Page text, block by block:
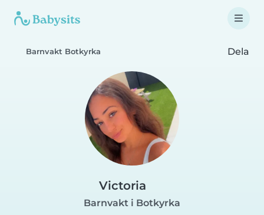
Barnvakt Botkyrka Dela
Victoria
Barnvakt i Botkyrka